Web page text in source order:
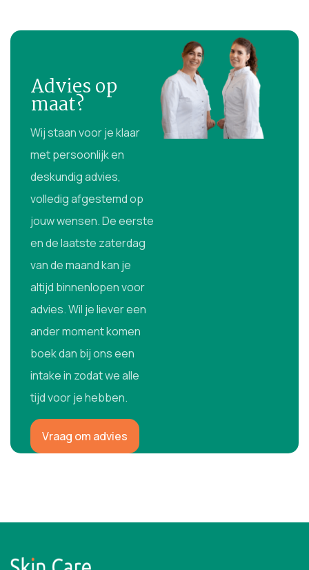
Advies op
maat?
Wij staan voor je klaar
met persoonlijk en
deskundig advies,
volledig afgestemd op
jouw wensen. De eerste
en de laatste zaterdag
van de maand kan je
altijd binnenlopen voor
advies. Wil je liever een
ander moment komen
boek dan bij ons een
intake in zodat we alle
tijd voor je hebben.
Vraag om advies